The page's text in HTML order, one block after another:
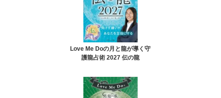
Love Me Doの月と龍が導く守
護龍占術 2027 伝の龍